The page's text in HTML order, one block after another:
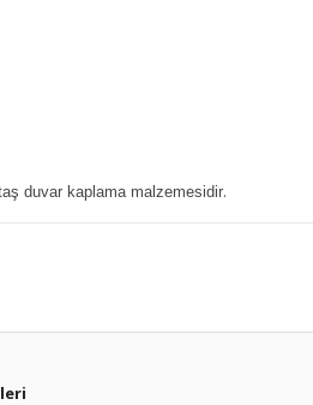
duvar kaplama malzemesidir.